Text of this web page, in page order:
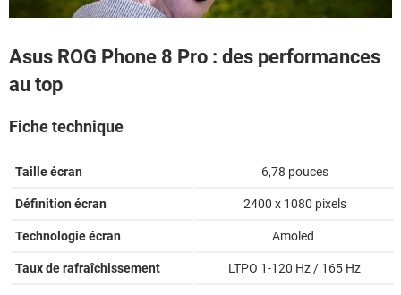
Asus ROG Phone 8 Pro : des performances
au top
Fiche technique
Taille écran 6,78 pouces
Définition écran 2400 x 1080 pixels
Technologie écran Amoled
Taux de rafraîchissement LTPO 1-120 Hz / 165 Hz